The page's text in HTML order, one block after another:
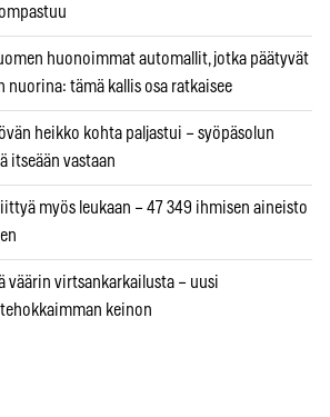
huonoimmat automallit, jotka päätyvät
nuorina: tämä kallis osa ratkaisee
heikko kohta paljastui – syöpäsolun
itseään vastaan
myös leukaan – 47 349 ihmisen aineisto
väärin virtsankarkailusta – uusi
keinon